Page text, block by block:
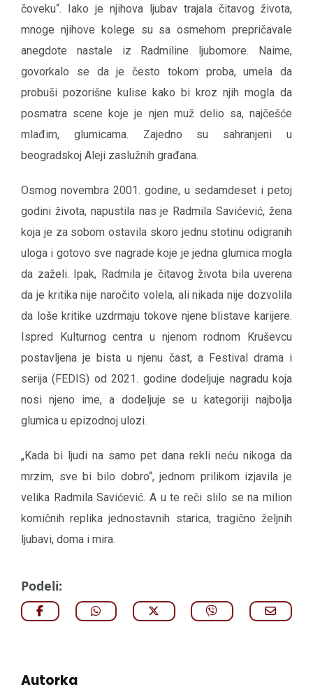
čoveku“. Iako je njihova ljubav trajala čitavog života,
mnoge njihove kolege su sa osmehom prepričavale
anegdote nastale iz Radmiline ljubomore. Naime,
govorkalo se da je često tokom proba, umela da
probuši pozorišne kulise kako bi kroz njih mogla da
posmatra scene koje je njen muž delio sa, najčešće
mlađim, glumicama. Zajedno su sahranjeni u
beogradskoj Aleji zaslužnih građana.
Osmog novembra 2001. godine, u sedamdeset i petoj
godini života, napustila nas je Radmila Savićević, žena
koja je za sobom ostavila skoro jednu stotinu odigranih
uloga i gotovo sve nagrade koje je jedna glumica mogla
da zaželi. Ipak, Radmila je čitavog života bila uverena
da je kritika nije naročito volela, ali nikada nije dozvolila
da loše kritike uzdrmaju tokove njene blistave karijere.
Ispred Kulturnog centra u njenom rodnom Kruševcu
postavljena je bista u njenu čast, a Festival drama i
serija (FEDIS) od 2021. godine dodeljuje nagradu koja
nosi njeno ime, a dodeljuje se u kategoriji najbolja
glumica u epizodnoj ulozi.
„Kada bi ljudi na samo pet dana rekli neću nikoga da
mrzim, sve bi bilo dobro“, jednom prilikom izjavila je
velika Radmila Savićević. A u te reči slilo se na milion
komičnih replika jednostavnih starica, tragično željnih
ljubavi, doma i mira.
Podeli:
Autorka